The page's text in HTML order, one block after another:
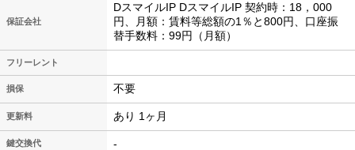
保証会社
DスマイルIP DスマイルIP 契約時：18，000
円、月額：賃料等総額の1％と800円、口座振
替手数料：99円（月額）
フリーレント
損保 不要
更新料 あり 1ヶ月
鍵交換代 -